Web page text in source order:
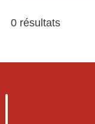
0 résultats